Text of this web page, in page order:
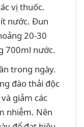
vị thuốc.
nước. Đun
20-30
700ml nước.
trong ngày.
đào thải độc
giảm các
nhiễm. Nên